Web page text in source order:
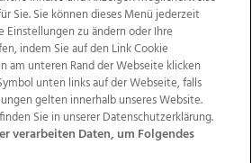
Mediadaten Kontakt
Jobs
Impressum
AGB Anzeigekunden
Ehrenkodex Politische Werbung
Sie. Sie können dieses Menü jederzeit
Einstellungen zu ändern oder Ihre
indem Sie auf den Link Cookie
am unteren Rand der Webseite klicken
unten links auf der Webseite, falls
gelten innerhalb unseres Website.
Sie in unserer Datenschutzerklärung.
verarbeiten Daten, um Folgendes